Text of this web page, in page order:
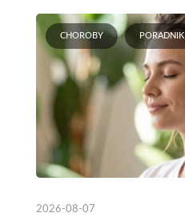
CHOROBY PORADNIK
2026-08-07